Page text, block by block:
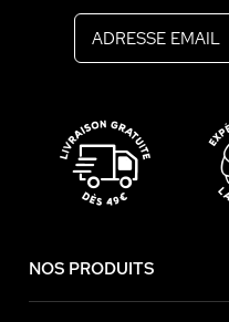
NOS PRODUITS